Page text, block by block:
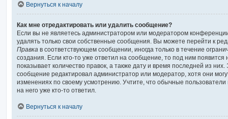
Вернуться к началу
Как мне отредактировать или удалить сообщение?
Если вы не являетесь администратором или модератором
удалять только свои собственные сообщения. Вы можете перейти к
Правка в соответствующем сообщении, иногда только в течение
создания. Если кто-то уже ответил на сообщение, то под ним
показывает количество правок, а также дату и время последней из
сообщение редактировал администратор или модератор, хотя они
изменениях по своему усмотрению. Учтите, что обычные
на него уже кто-то ответил.
Вернуться к началу